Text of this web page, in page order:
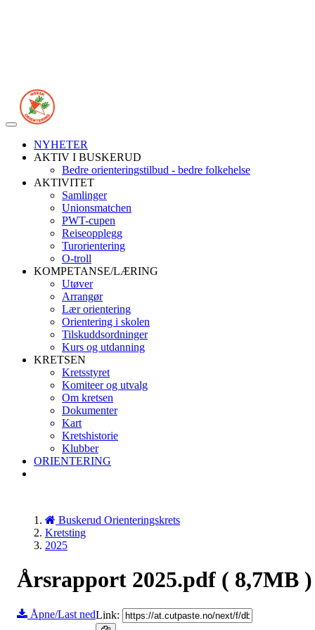
Veksle
navigasjonNYHETER
AKTIV I BUSKERUD
Bedre orienteringstilbud - bedre folkehelse
AKTIVITET
Samlinger
Unionsmatchen
PWT-cupen
Reiseopplegg
Turorientering
O-troll
KOMPETANSE/LÆRING
Utøver
Arrangør
Lær orientering
Orientering i skolen
Tilskuddsordninger
Kurs og utdanning
KRETSEN
Kretsstyret
Komiteer og utvalg
Om kretsen
Dokumenter
Kart
Kretshistorie
Klubber
ORIENTERING
Buskerud Orienteringskrets
Kretsting
2025
Årsrapport 2025.pdf ( 8,7MB )
Åpne/Last nedLink: